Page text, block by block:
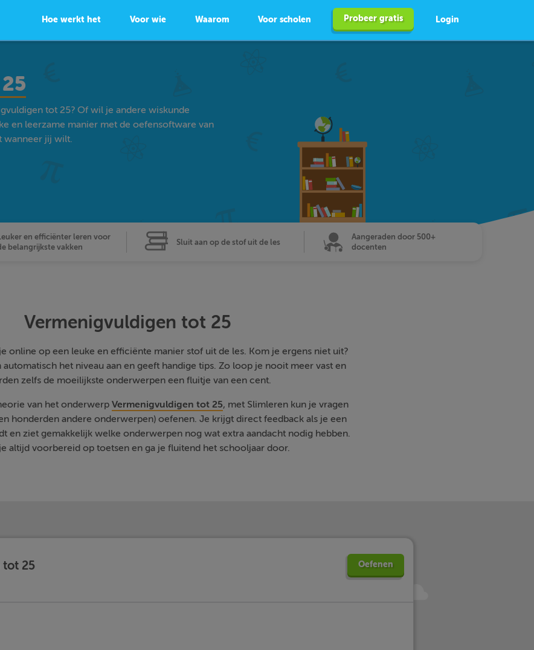
Hoe werkt het Voor wie Waarom Voor scholen Probeer gratis Login
tot 25? Of wil je andere wiskunde
en leerzame manier met de oefensoftware van
wanneer jij wilt.
en efficiënter leren voor
belangrijkste vakken
Sluit aan op de stof uit de les
Aangeraden door 500+
docenten
Vermenigvuldigen tot 25
online op een leuke en efficiënte manier stof uit de les. Kom je ergens niet uit?
automatisch het niveau aan en geeft handige tips. Zo loop je nooit meer vast en
zelfs de moeilijkste onderwerpen een fluitje van een cent.
van het onderwerp Vermenigvuldigen tot 25, met Slimleren kun je vragen
honderden andere onderwerpen) oefenen. Je krijgt direct feedback als je een
en ziet gemakkelijk welke onderwerpen nog wat extra aandacht nodig hebben.
altijd voorbereid op toetsen en ga je fluitend het schooljaar door.
tot 25 Oefenen